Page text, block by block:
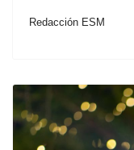
Redacción ESM